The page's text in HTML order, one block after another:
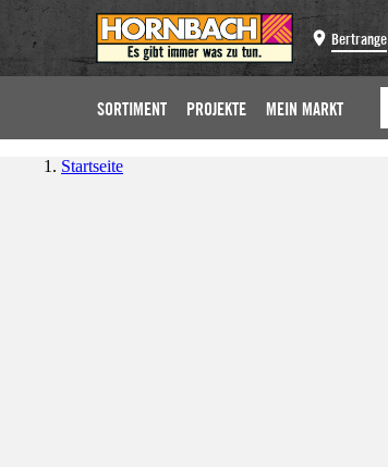
Bertrange
SORTIMENT PROJEKTE MEIN MARKT
Startseite